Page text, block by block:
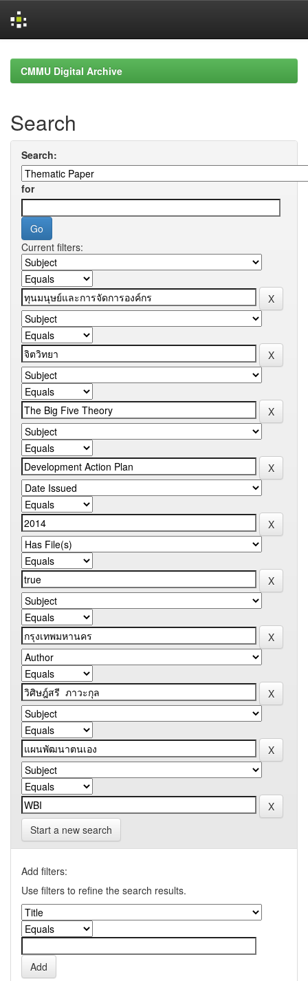
navigationCMMU Digital Archive
Search
Search:
for
Current filters:
Start a new search
Add filters:
Use filters to refine the search results.